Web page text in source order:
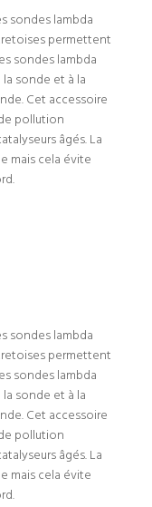
sondes lambda
permettent
sondes lambda
sonde et à la
Cet accessoire
pollution
âgés. La
mais cela évite
sondes lambda
permettent
sondes lambda
sonde et à la
Cet accessoire
pollution
âgés. La
mais cela évite